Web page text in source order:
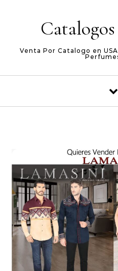
Venta Por Catalogo en